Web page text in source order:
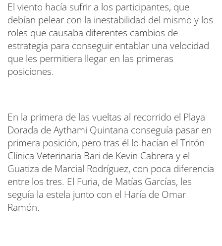
El viento hacía sufrir a los participantes, que
debían pelear con la inestabilidad del mismo y los
roles que causaba diferentes cambios de
estrategia para conseguir entablar una velocidad
que les permitiera llegar en las primeras
posiciones.
En la primera de las vueltas al recorrido el Playa
Dorada de Aythami Quintana conseguía pasar en
primera posición, pero tras él lo hacían el Tritón
Clínica Veterinaria Bari de Kevin Cabrera y el
Guatiza de Marcial Rodríguez, con poca diferencia
entre los tres. El Furia, de Matías Garcías, les
seguía la estela junto con el Haría de Omar
Ramón.